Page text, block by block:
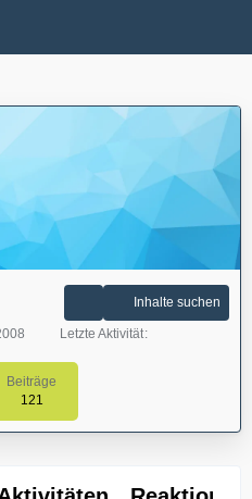
Beiträge
121
Inhalte suchen
Letzte Aktivität